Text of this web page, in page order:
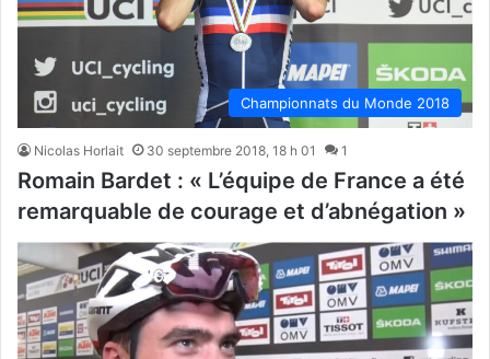
Championnats du Monde 2018
Nicolas Horlait 30 septembre 2018, 18 h 01 1
Romain Bardet : « L’équipe de France a été
remarquable de courage et d’abnégation »